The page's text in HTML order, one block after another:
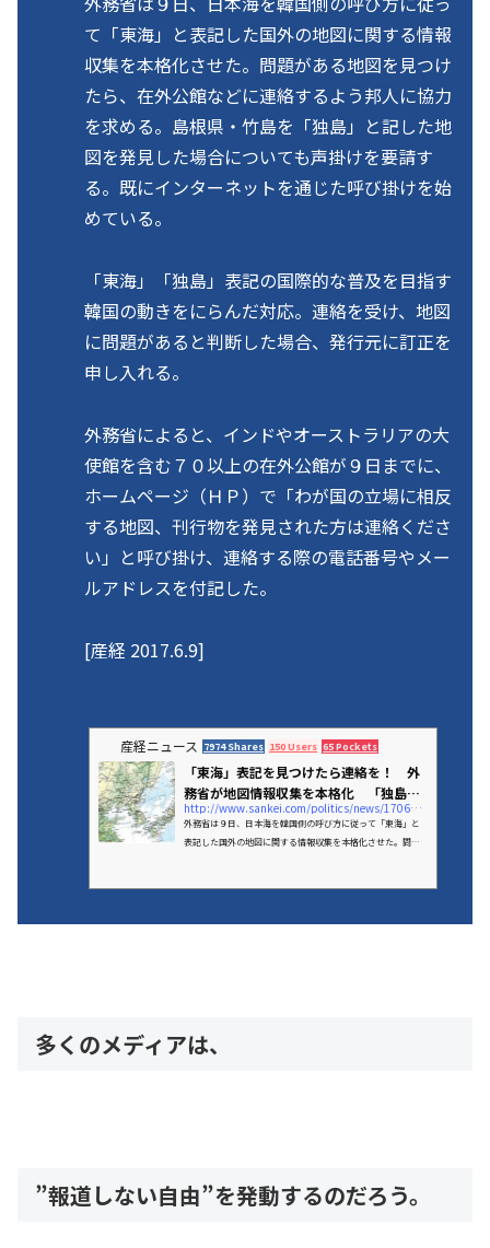
て「東海」と表記した国外の地図に関する情報
収集を本格化させた。問題がある地図を見つけ
たら、在外公館などに連絡するよう邦人に協力
を求める。島根県・竹島を「独島」と記した地
図を発見した場合についても声掛けを要請す
る。既にインターネットを通じた呼び掛けを始
めている。
「東海」「独島」表記の国際的な普及を目指す
韓国の動きをにらんだ対応。連絡を受け、地図
に問題があると判断した場合、発行元に訂正を
申し入れる。
外務省によると、インドやオーストラリアの大
使館を含む７０以上の在外公館が９日までに、
ホームページ（ＨＰ）で「わが国の立場に相反
する地図、刊行物を発見された方は連絡くださ
い」と呼び掛け、連絡する際の電話番号やメー
ルアドレスを付記した。
[産経 2017.6.9]
産経ニュース 7974 Shares 150 Users 65 Pockets
「東海」表記を見つけたら連絡を！ 外
務省が地図情報収集を本格化 「独島」
も対象
http://www.sankei.com/politics/news/170609/plt1706090047-n1.html
外務省は９日、日本海を韓国側の呼び方に従って「東海」と
表記した国外の地図に関する情報収集を本格化させた。問題
多くのメディアは、
”報道しない自由”を発動するのだろう。